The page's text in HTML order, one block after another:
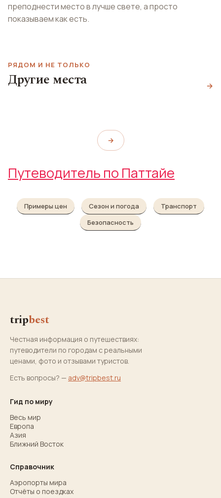
преподнести место в лучше свете, а просто
показываем как есть.
РЯДОМ И НЕ ТОЛЬКО
Другие места →
Музей мишек Тедди
→
Путеводитель по Паттайе
Примеры цен Сезон и погода
Транспорт
Безопасность
tripbest
Честная информация о путешествиях:
путеводители по городам с реальными
ценами, фото и отзывами туристов.
Есть вопросы? — adv@tripbest.ru
Гид по миру
Весь мир
Европа
Азия
Ближний Восток
Справочник
Аэропорты мира
Отчёты о поездках